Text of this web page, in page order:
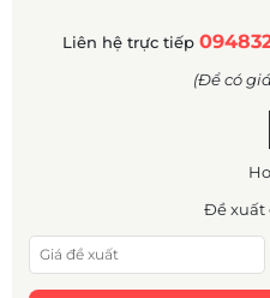
Liên hệ trực tiếp
(Để có
Đề xuất